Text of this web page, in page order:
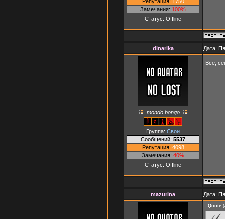
Замечания: 100%
Статус: Offline
dinarika Дата:
mondo bongo
Группа: Свои
Сообщений: 5537
Репутация: 4098
Замечания: 40%
Статус: Offline
Всё,
mazurina Дата:
Quote (